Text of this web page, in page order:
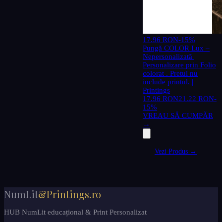
17.96 RON-15%
Pungă COLOR Lux –
Nepersonalizată
Personalizare prin Folio
colorat . Pretul nu
include printul. |
Printings
17.96 RON21.22 RON-
15%
VREAU SĂ CUMPĂR
→
Vezi Produs →
NumLit&Printings.ro
HUB NumLit educațional & Print Personalizat